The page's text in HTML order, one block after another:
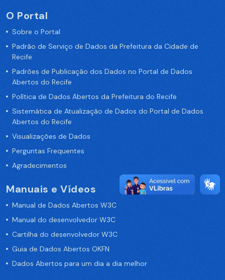
O Portal
Sobre o Portal
Padrão de Serviço de Dados da Prefeitura da Cidade de
Recife
Padrões de Publicação dos Dados no Portal de Dados
Abertos do Recife
Política de Dados Abertos da Prefeitura do Recife
Sistemática de Atualização de Dados do Portal de Dados
Abertos do Recife
Visualizações de Dados
Perguntas Frequentes
Agradecimentos
Manuais e Vídeos
Manual de Dados Abertos W3C
Manual do desenvolvedor W3C
Cartilha do desenvolvedor W3C
Guia de Dados Abertos OKFN
Dados Abertos para um dia a dia melhor